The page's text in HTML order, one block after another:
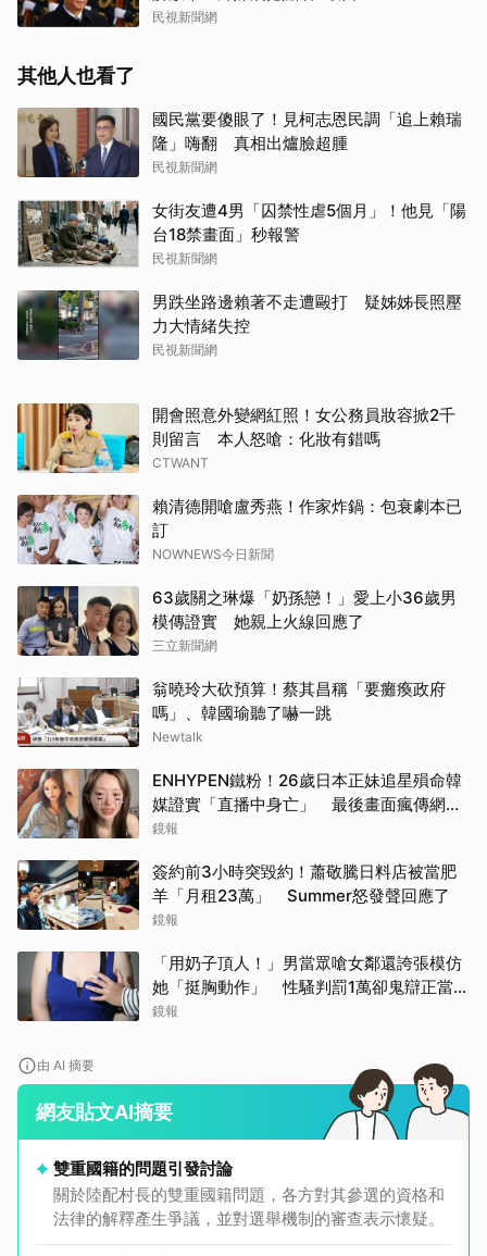
民視新聞網
其他人也看了
國民黨要傻眼了！見柯志恩民調「追上賴瑞
隆」嗨翻 真相出爐臉超腫
民視新聞網
女街友遭4男「囚禁性虐5個月」！他見「陽
台18禁畫面」秒報警
民視新聞網
男跌坐路邊賴著不走遭毆打 疑姊姊長照壓
力大情緒失控
民視新聞網
開會照意外變網紅照！女公務員妝容掀2千
則留言 本人怒嗆：化妝有錯嗎
CTWANT
賴清德開嗆盧秀燕！作家炸鍋：包衰劇本已
訂
NOWNEWS今日新聞
63歲關之琳爆「奶孫戀！」愛上小36歲男
模傳證實 她親上火線回應了
三立新聞網
翁曉玲大砍預算！蔡其昌稱「要癱瘓政府
嗎」、韓國瑜聽了嚇一跳
Newtalk
ENHYPEN鐵粉！26歲日本正妹追星殞命韓
媒證實「直播中身亡」 最後畫面瘋傳網痛
心：網暴害死人
鏡報
簽約前3小時突毀約！蕭敬騰日料店被當肥
羊「月租23萬」 Summer怒發聲回應了
鏡報
「用奶子頂人！」男當眾嗆女鄰還誇張模仿
她「挺胸動作」 性騷判罰1萬卻鬼辯正當防
衛
鏡報
由 AI 摘要
網友貼文AI摘要
雙重國籍的問題引發討論
關於陸配村長的雙重國籍問題，各方對其參選的資格和
法律的解釋產生爭議，並對選舉機制的審查表示懷疑。